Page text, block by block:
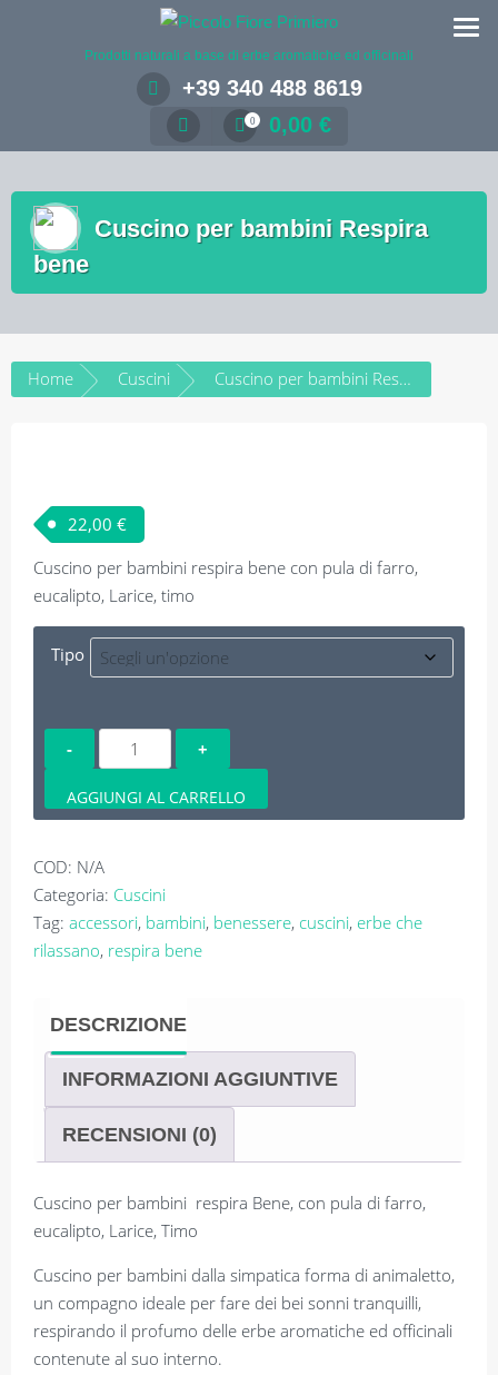
Prodotti naturali a base di erbe aromatiche ed officinali
+39 340 488 8619
0 0,00 €
Cuscino per bambini Respira
bene
Home Cuscini Cuscino per bambini Respira bene
22,00 €
Cuscino per bambini respira bene con pula di farro,
eucalipto, Larice, timo
Tipo
Cuscino
per
bambini
Respira
quantità
AGGIUNGI AL CARRELLO
COD: N/A
Categoria: Cuscini
Tag: accessori, bambini, benessere, cuscini, erbe che
rilassano, respira bene
DESCRIZIONE
INFORMAZIONI AGGIUNTIVE
RECENSIONI (0)
Cuscino per bambini respira Bene, con pula di farro,
eucalipto, Larice, Timo
Cuscino per bambini dalla simpatica forma di animaletto,
un compagno ideale per fare dei bei sonni tranquilli,
respirando il profumo delle erbe aromatiche ed officinali
contenute al suo interno.